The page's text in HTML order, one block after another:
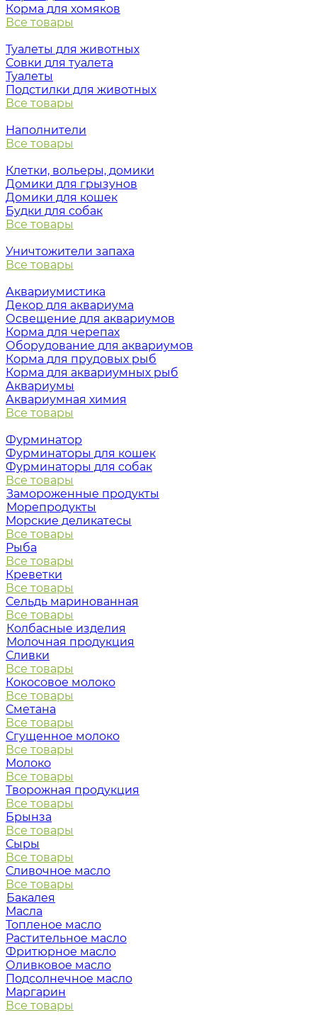
Корма для хомяков
Все товары
Туалеты для животных
Совки для туалета
Туалеты
Подстилки для животных
Все товары
Наполнители
Все товары
Клетки, вольеры, домики
Домики для грызунов
Домики для кошек
Будки для собак
Все товары
Уничтожители запаха
Все товары
Аквариумистика
Декор для аквариума
Освещение для аквариумов
Корма для черепах
Оборудование для аквариумов
Корма для прудовых рыб
Корма для аквариумных рыб
Аквариумы
Аквариумная химия
Все товары
Фурминатор
Фурминаторы для кошек
Фурминаторы для собак
Все товары
Замороженные продукты
Морепродукты
Морские деликатесы
Все товары
Рыба
Все товары
Креветки
Все товары
Сельдь маринованная
Все товары
Колбасные изделия
Молочная продукция
Сливки
Все товары
Кокосовое молоко
Все товары
Сметана
Все товары
Сгущенное молоко
Все товары
Молоко
Все товары
Творожная продукция
Все товары
Брынза
Все товары
Сыры
Все товары
Сливочное масло
Все товары
Бакалея
Масла
Топленое масло
Растительное масло
Фритюрное масло
Оливковое масло
Подсолнечное масло
Маргарин
Все товары